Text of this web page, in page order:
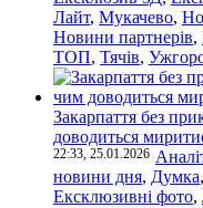
Лайт, Мукачево,
Новини партнерів,
ТОП, Тячів,
Закарпаття без
доводиться
22:33, 25.01.2026
новини дня, Думка,
Ексклюзивні фото,